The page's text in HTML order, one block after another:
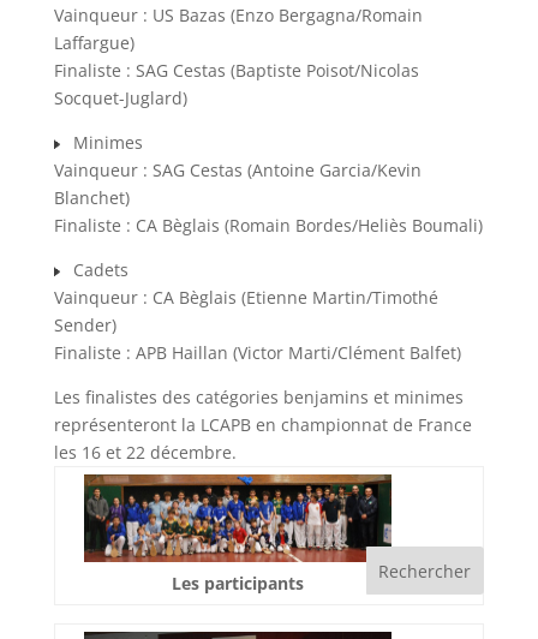
Vainqueur : US Bazas (Enzo Bergagna/Romain
Laffargue)
Finaliste : SAG Cestas (Baptiste Poisot/Nicolas
Socquet-Juglard)
Minimes
Vainqueur : SAG Cestas (Antoine Garcia/Kevin
Blanchet)
Finaliste : CA Bèglais (Romain Bordes/Heliès Boumali)
Cadets
Vainqueur : CA Bèglais (Etienne Martin/Timothé
Sender)
Finaliste : APB Haillan (Victor Marti/Clément Balfet)
Les finalistes des catégories benjamins et minimes
représenteront la LCAPB en championnat de France
les 16 et 22 décembre.
Les participants